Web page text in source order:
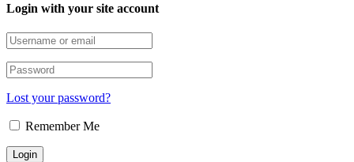
Login with your site account
Lost your password?
Remember Me